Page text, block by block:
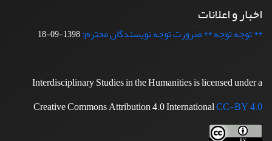
اخبار و اعلانات
** توجه توجه ** ضرورت توجه نویسندگان محترم:1398-09-18
Interdisciplinary Studies in the Humanities is licensed under a
Creative Commons Attribution 4.0 InternationalCC-BY 4.0